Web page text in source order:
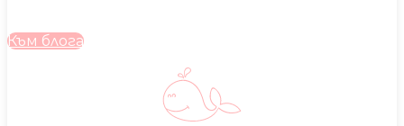
Към блога